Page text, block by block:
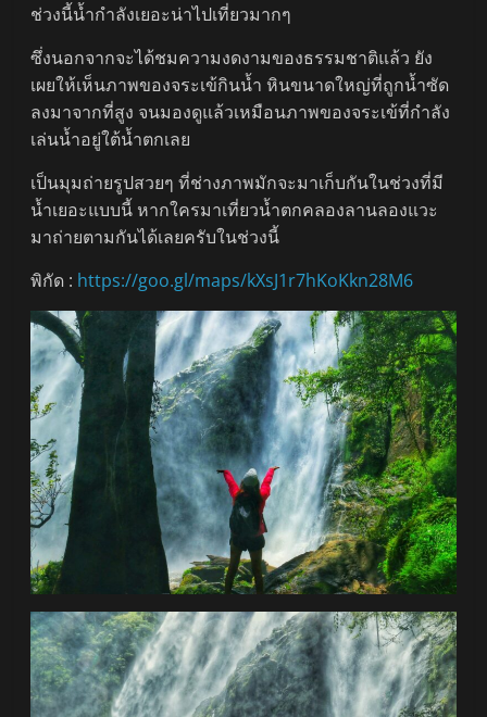
ช่วงนี้น้ำกำลังเยอะน่าไปเที่ยวมากๆ
ซึ่งนอกจากจะได้ชมความงดงามของธรรมชาติแล้ว ยัง
เผยให้เห็นภาพของจระเข้กินน้ำ หินขนาดใหญ่ที่ถูกน้ำซัด
ลงมาจากที่สูง จนมองดูแล้วเหมือนภาพของจระเข้ที่กำลัง
เล่นน้ำอยู่ใต้น้ำตกเลย
เป็นมุมถ่ายรูปสวยๆ ที่ช่างภาพมักจะมาเก็บกันในช่วงที่มี
น้ำเยอะแบบนี้ หากใครมาเที่ยวน้ำตกคลองลานลองแวะ
มาถ่ายตามกันได้เลยครับในช่วงนี้
พิกัด : https://goo.gl/maps/kXsJ1r7hKoKkn28M6